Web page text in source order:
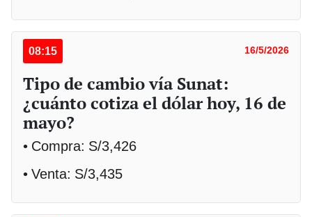
08:15 16/5/2026
Tipo de cambio vía Sunat:
¿cuánto cotiza el dólar hoy, 16 de
mayo?
• Compra: S/3,426
• Venta: S/3,435